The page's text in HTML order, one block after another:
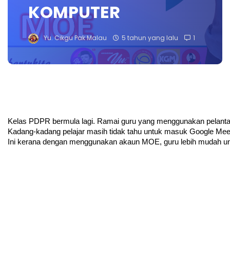
KOMPUTER
Yu. Cikgu Pak Malau 5 tahun yang lalu 1
Kelas PDPR bermula lagi. Ramai guru yang menggunakan
Kadang-kadang pelajar masih tidak tahu untuk masuk Google
Ini kerana dengan menggunakan akaun MOE, guru lebih mudah